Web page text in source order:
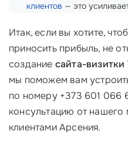
клиентов — это
Итак, если вы хотите,
приносить прибыль, не
создание сайта-визитки
мы поможем вам
по номеру +373 601 066
консультацию от
клиентами Арсения.